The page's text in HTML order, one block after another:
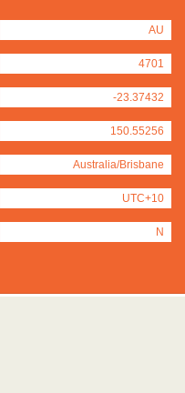
AU
4701
-23.37432
150.55256
Australia/Brisbane
UTC+10
N